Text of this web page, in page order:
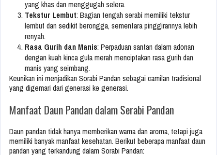
yang khas dan menggugah selera.
Tekstur Lembut: Bagian tengah serabi memiliki tekstur
lembut dan sedikit berongga, sementara pinggirannya lebih
renyah.
Rasa Gurih dan Manis: Perpaduan santan dalam adonan
dengan kuah kinca gula merah menciptakan rasa gurih dan
manis yang seimbang.
Keunikan ini menjadikan Sorabi Pandan sebagai camilan tradisional
yang digemari dari generasi ke generasi.
Manfaat Daun Pandan dalam Serabi Pandan
Daun pandan tidak hanya memberikan warna dan aroma, tetapi juga
memiliki banyak manfaat kesehatan. Berikut beberapa manfaat daun
pandan yang terkandung dalam Sorabi Pandan: